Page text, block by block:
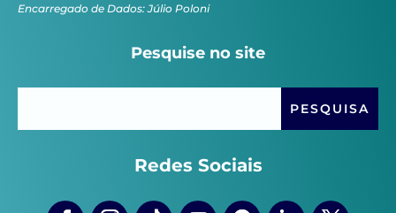
Encarregado de Dados: Júlio Poloni
Pesquise no site
Redes Sociais